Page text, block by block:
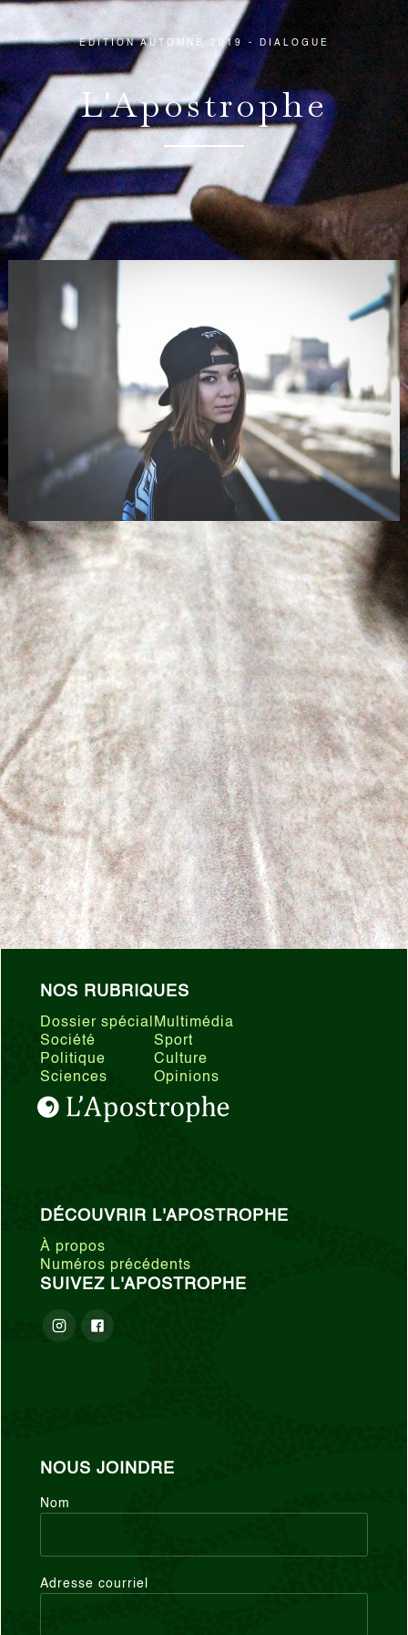
ÉDITION AUTOMNE 2019 - DIALOGUE
L'Apostrophe
NOS RUBRIQUES
Dossier spécial
Société
Politique
Sciences
Multimédia
Sport
Culture
Opinions
DÉCOUVRIR L'APOSTROPHE
À propos
Numéros précédents
SUIVEZ L'APOSTROPHE
NOUS JOINDRE
Nom
Adresse courriel